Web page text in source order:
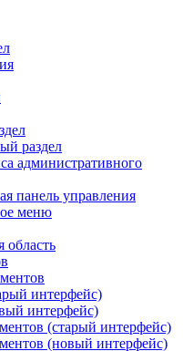
раздел
административного
панель управления
меню
область
интерфейс)
интерфейс)
(старый интерфейс)
(новый интерфейс)